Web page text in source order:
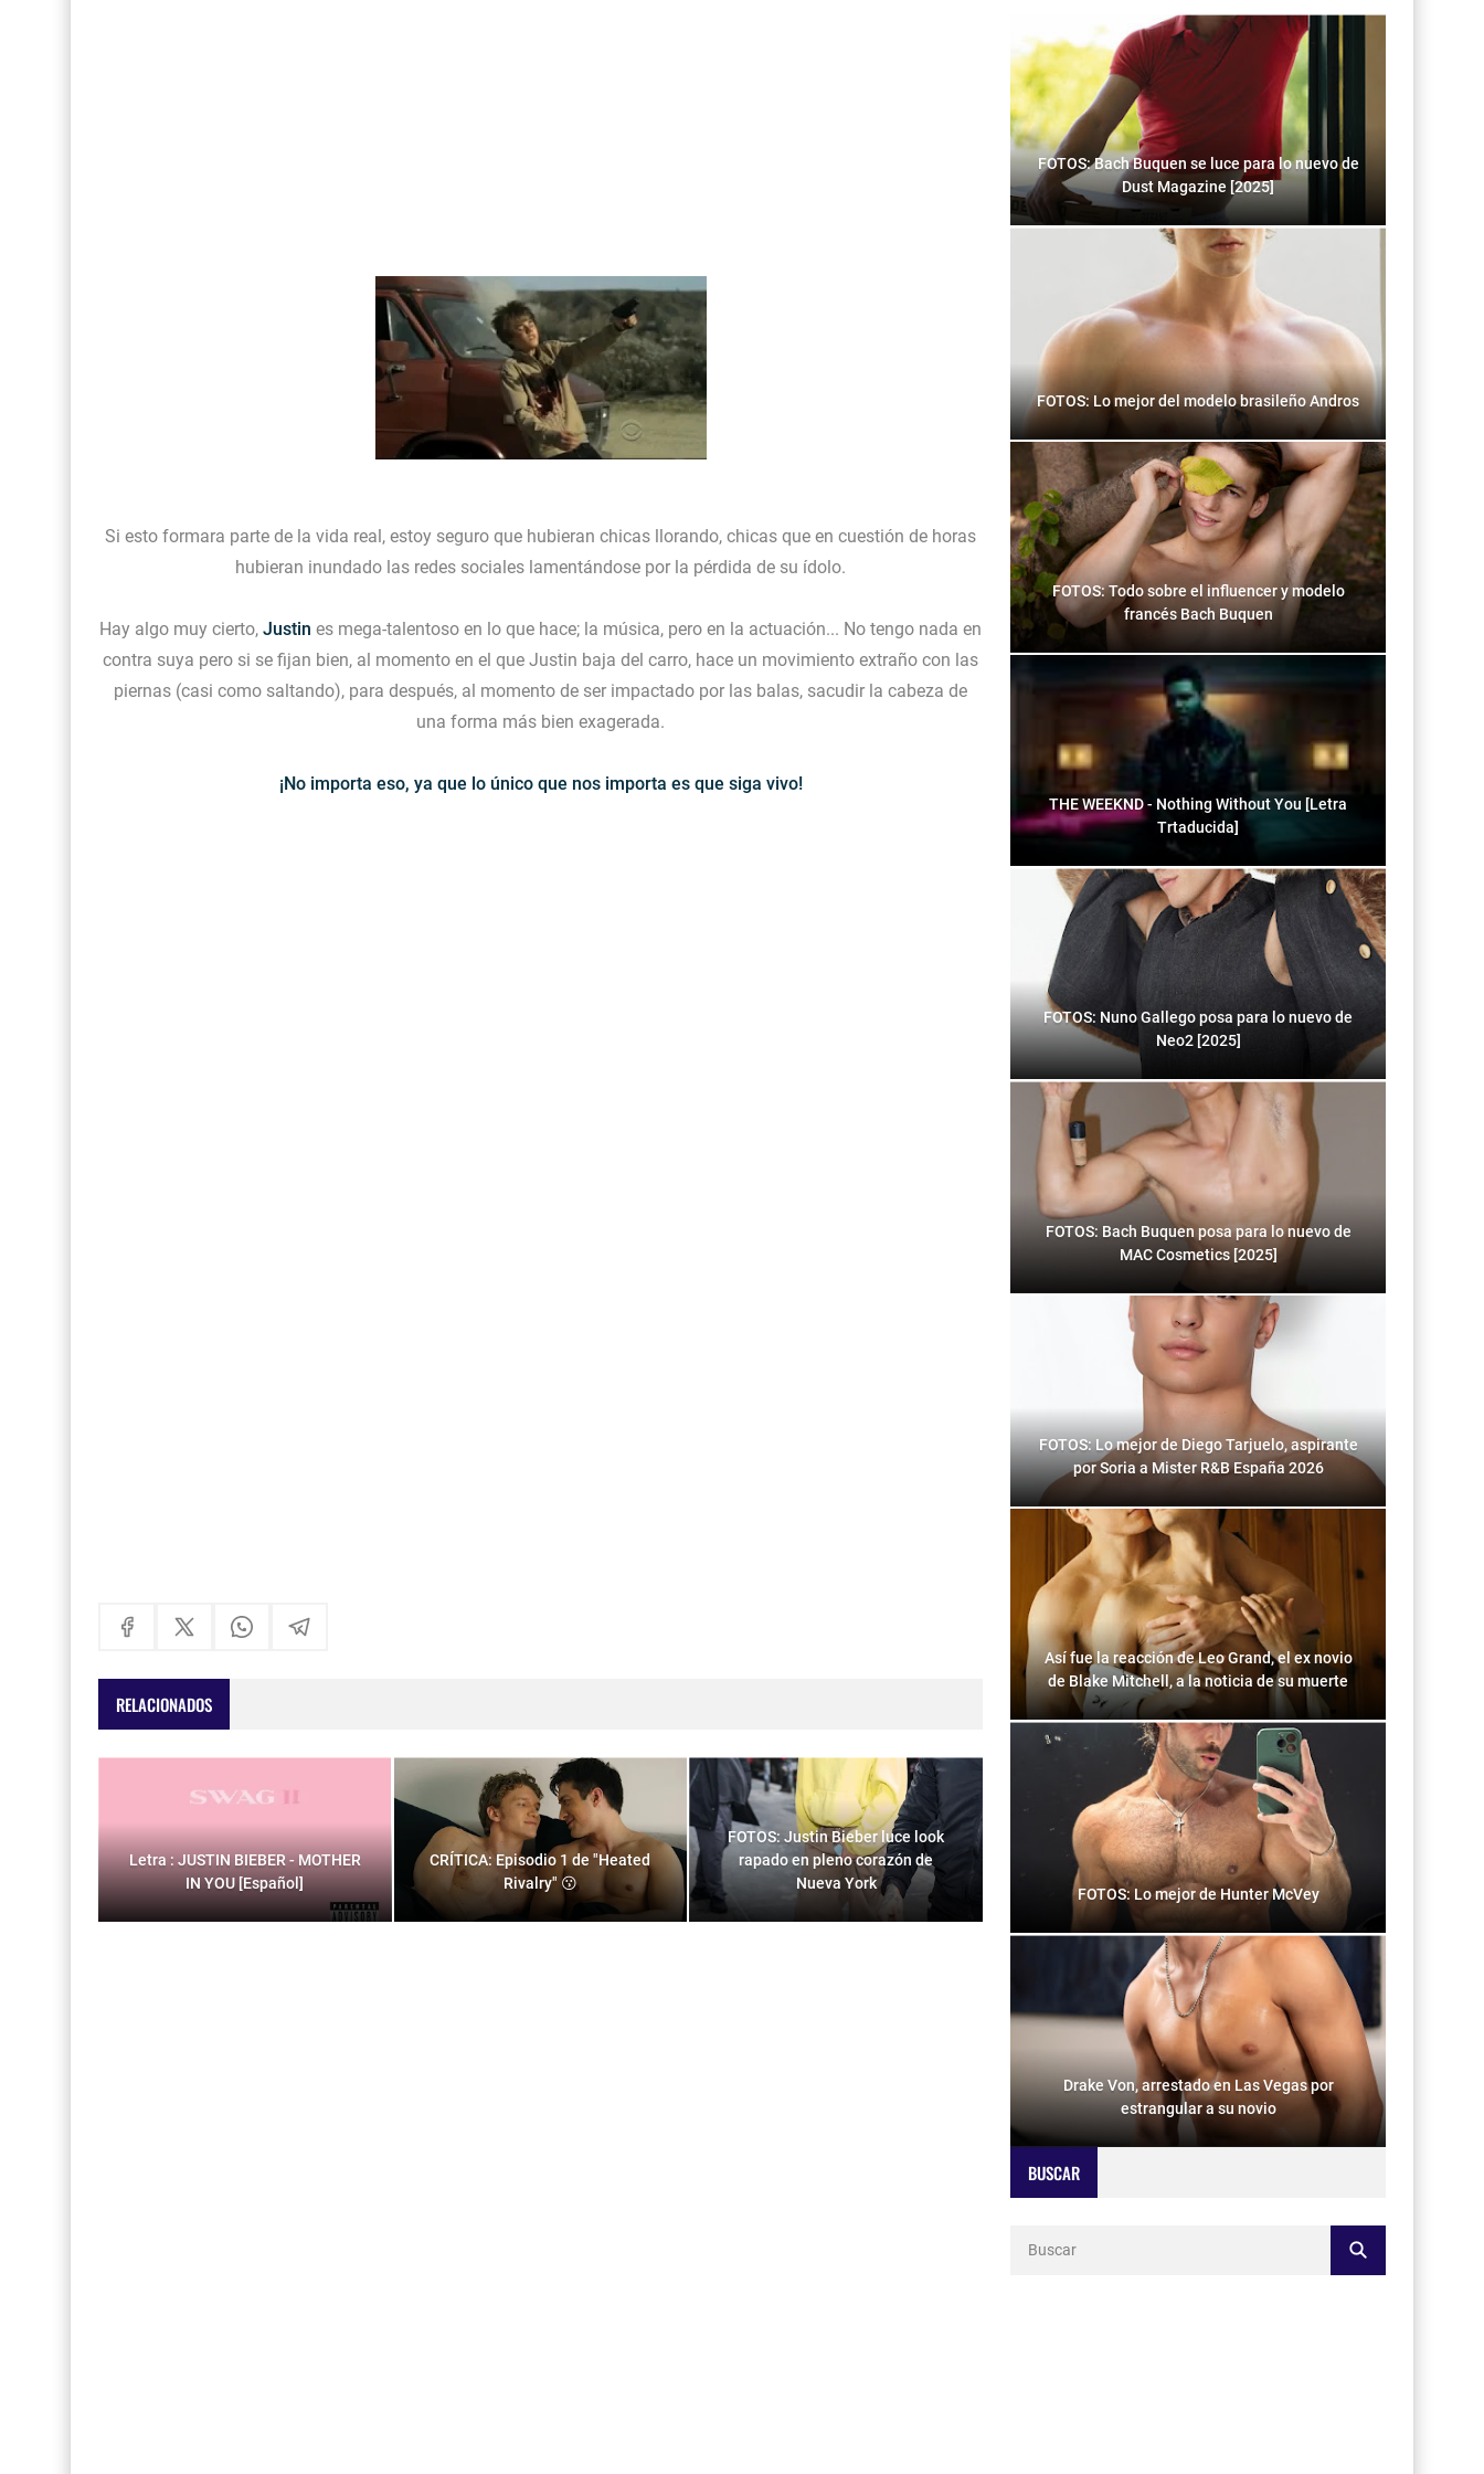
Si esto formara parte de la vida real, estoy seguro que hubieran chicas llorando, chicas que en cuestión de horas
hubieran inundado las redes sociales lamentándose por la pérdida de su ídolo.
Hay algo muy cierto, Justin es mega-talentoso en lo que hace; la música, pero en la actuación... No tengo nada en
contra suya pero si se fijan bien, al momento en el que Justin baja del carro, hace un movimiento extraño con las
piernas (casi como saltando), para después, al momento de ser impactado por las balas, sacudir la cabeza de
una forma más bien exagerada.
¡No importa eso, ya que lo único que nos importa es que siga vivo!
RELACIONADOS
Letra : JUSTIN BIEBER - MOTHER
IN YOU [Español]
CRÍTICA: Episodio 1 de "Heated
Rivalry" 😗
FOTOS: Justin Bieber luce look
rapado en pleno corazón de
Nueva York
FOTOS: Bach Buquen se luce para lo nuevo de
Dust Magazine [2025]
FOTOS: Lo mejor del modelo brasileño Andros
FOTOS: Todo sobre el influencer y modelo
francés Bach Buquen
THE WEEKND - Nothing Without You [Letra
Trtaducida]
FOTOS: Nuno Gallego posa para lo nuevo de
Neo2 [2025]
FOTOS: Bach Buquen posa para lo nuevo de
MAC Cosmetics [2025]
FOTOS: Lo mejor de Diego Tarjuelo, aspirante
por Soria a Mister R&B España 2026
Así fue la reacción de Leo Grand, el ex novio
de Blake Mitchell, a la noticia de su muerte
FOTOS: Lo mejor de Hunter McVey
Drake Von, arrestado en Las Vegas por
estrangular a su novio
BUSCAR